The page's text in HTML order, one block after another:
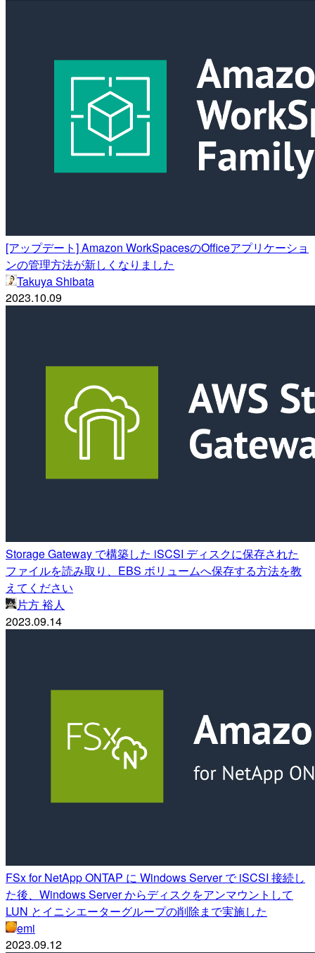
[アップデート] Amazon WorkSpacesのOfficeアプリケーショ
ンの管理方法が新しくなりました
Takuya Shibata
2023.10.09
Storage Gateway で構築した iSCSI ディスクに保存された
ファイルを読み取り、EBS ボリュームへ保存する方法を教
えてください
片方 裕人
2023.09.14
FSx for NetApp ONTAP に Windows Server で iSCSI 接続し
た後、Windows Server からディスクをアンマウントして
LUN とイニシエーターグループの削除まで実施した
emi
2023.09.12